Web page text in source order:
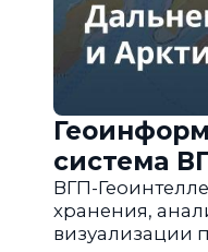
система
ВГП-
хранения,
визуализации